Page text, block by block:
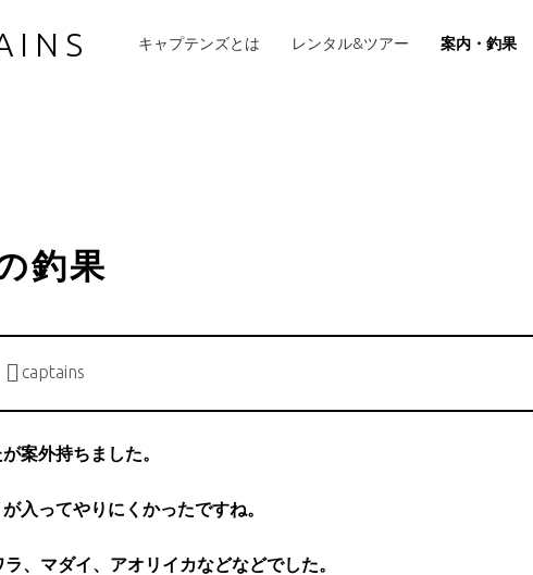
キャプテンズとは レンタル&ツアー 案内・釣果
釣果
captains
案外持ちました。
入ってやりにくかったですね。
、マダイ、アオリイカなどなどでした。